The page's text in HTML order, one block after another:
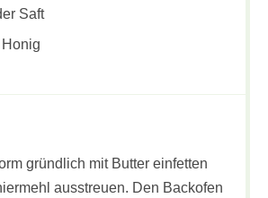
Saft
gründlich mit Butter einfetten
ausstreuen. Den Backofen